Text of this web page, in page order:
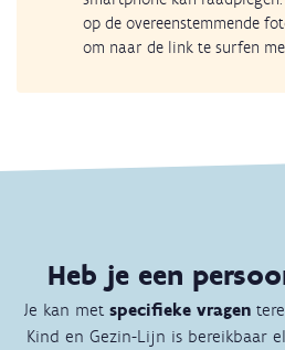
op de overeenstemmende
om naar de link te surfen
Heb je een
Je kan met specifieke vragen
Kind en Gezin-Lijn is bereikbaar